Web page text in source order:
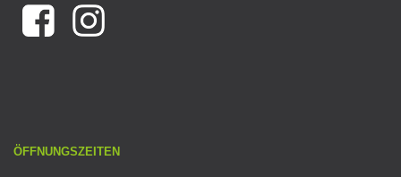
ÖFFNUNGSZEITEN